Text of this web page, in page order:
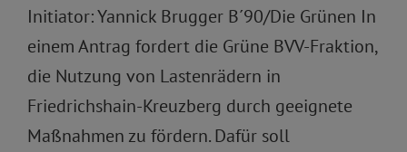
Initiator: Yannick Brugger B´90/Die Grünen In
einem Antrag fordert die Grüne BVV-Fraktion,
die Nutzung von Lastenrädern in
Friedrichshain-Kreuzberg durch geeignete
Maßnahmen zu fördern. Dafür soll